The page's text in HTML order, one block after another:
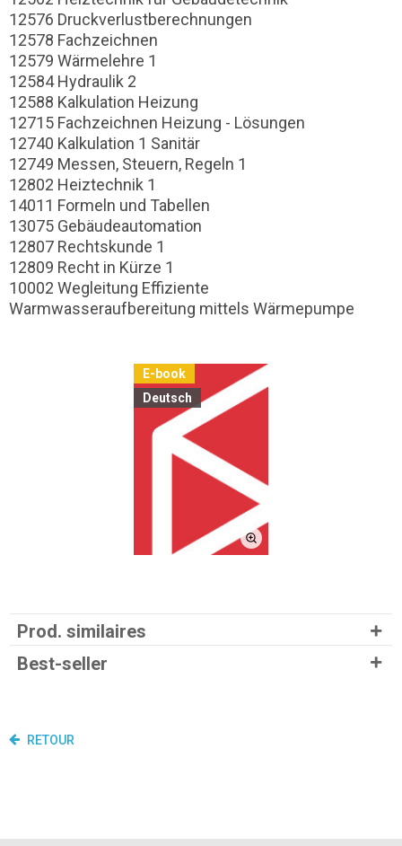
12576 Druckverlustberechnungen
12578 Fachzeichnen
12579 Wärmelehre 1
12584 Hydraulik 2
12588 Kalkulation Heizung
12715 Fachzeichnen Heizung - Lösungen
12740 Kalkulation 1 Sanitär
12749 Messen, Steuern, Regeln 1
12802 Heiztechnik 1
14011 Formeln und Tabellen
13075 Gebäudeautomation
12807 Rechtskunde 1
12809 Recht in Kürze 1
10002 Wegleitung Effiziente
Warmwasseraufbereitung mittels Wärmepumpe
E-book
Deutsch
Prod. similaires
Best-seller
RETOUR